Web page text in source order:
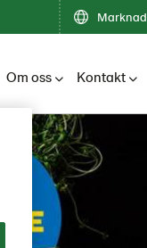
Marknad
Om oss Kontakt